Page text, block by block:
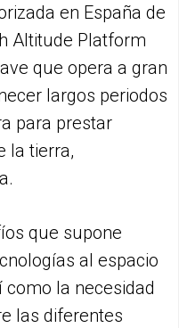
en España de
Altitude Platform
que opera a gran
largos periodos
para prestar
la tierra,
que supone
al espacio
la necesidad
las diferentes